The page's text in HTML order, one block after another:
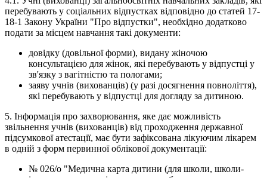
перебувають у соціальних відпустках відповідно до статей 17-
18-1 Закону України "Про відпустки", необхідно додатково
подати за місцем навчання такі документи:
довідку (довільної форми), видану жіночою
консультацією для жінок, які перебувають у відпустці у
зв'язку з вагітністю та пологами;
заяву учнів (вихованців) (у разі досягнення повноліття),
які перебувають у відпустці для догляду за дитиною.
5. Інформація про захворювання, яке дає можливість
звільнення учнів (вихованців) від проходження державної
підсумкової атестації, має бути зафіксована лікуючим лікарем
в одній з форм первинної облікової документації:
№ 026/о "Медична карта дитини (для школи, школи-